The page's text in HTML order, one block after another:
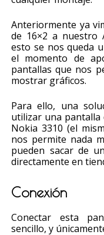
Anteriormente ya
de 16×2 a nuestro
esto se nos queda
el momento de
pantallas que nos
mostrar gráficos.
Para ello, una
utilizar una pantalla
Nokia 3310 (el
nos permite nada
pueden sacar de
directamente en
Conexión
Conectar esta
sencillo, y